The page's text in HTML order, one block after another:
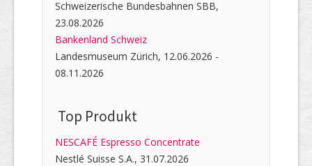
Schweizerische Bundesbahnen SBB,
23.08.2026
Bankenland Schweiz
Landesmuseum Zürich, 12.06.2026 -
08.11.2026
Top Produkt
NESCAFÉ Espresso Concentrate
Nestlé Suisse S.A., 31.07.2026